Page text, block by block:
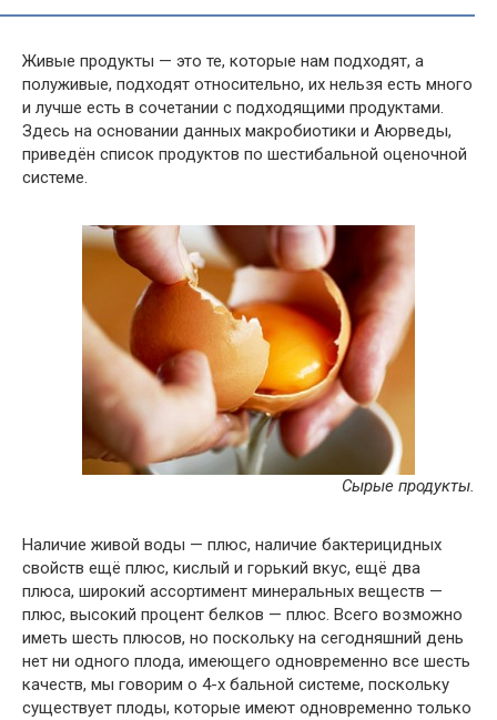
Живые продукты — это те, которые нам подходят, а
полуживые, подходят относительно, их нельзя есть много
и лучше есть в сочетании с подходящими продуктами.
Здесь на основании данных макробиотики и Аюрведы,
приведён список продуктов по шестибальной оценочной
системе.
Сырые продукты.
Наличие живой воды — плюс, наличие бактерицидных
свойств ещё плюс, кислый и горький вкус, ещё два
плюса, широкий ассортимент минеральных веществ —
плюс, высокий процент белков — плюс. Всего возможно
иметь шесть плюсов, но поскольку на сегодняшний день
нет ни одного плода, имеющего одновременно все шесть
качеств, мы говорим о 4-х бальной системе, поскольку
существует плоды, которые имеют одновременно только